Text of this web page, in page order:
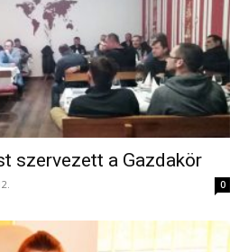
szervezett a Gazdakör
0